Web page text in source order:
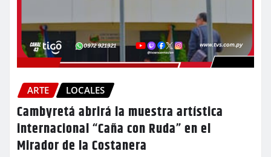
ARTE LOCALES
Cambyretá abrirá la muestra artística
internacional “Caña con Ruda” en el
Mirador de la Costanera